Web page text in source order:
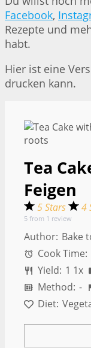
Facebook,
Rezepte und
habt.
Hier ist eine
drucken kann.
Tea
Feigen
5 Stars 4
5 from 1 review
Author: Bake
Cook Time:
Yield: 1 1x
Method: -
Diet: